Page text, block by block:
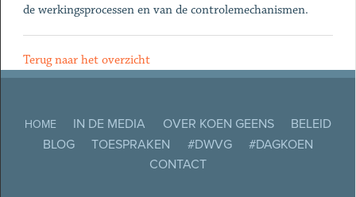
de werkingsprocessen en van de controlemechanismen.
Terug naar het overzicht
HOME IN DE MEDIA OVER KOEN GEENS
BELEID
BLOG
TOESPRAKEN #DWVG
#DAGKOEN
CONTACT